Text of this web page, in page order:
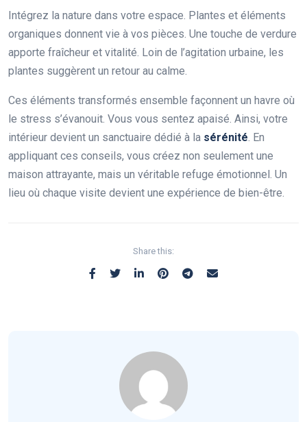
Intégrez la nature dans votre espace. Plantes et éléments
organiques donnent vie à vos pièces. Une touche de verdure
apporte fraîcheur et vitalité. Loin de l’agitation urbaine, les
plantes suggèrent un retour au calme.
Ces éléments transformés ensemble façonnent un havre où
le stress s’évanouit. Vous vous sentez apaisé. Ainsi, votre
intérieur devient un sanctuaire dédié à la sérénité. En
appliquant ces conseils, vous créez non seulement une
maison attrayante, mais un véritable refuge émotionnel. Un
lieu où chaque visite devient une expérience de bien-être.
Share this: